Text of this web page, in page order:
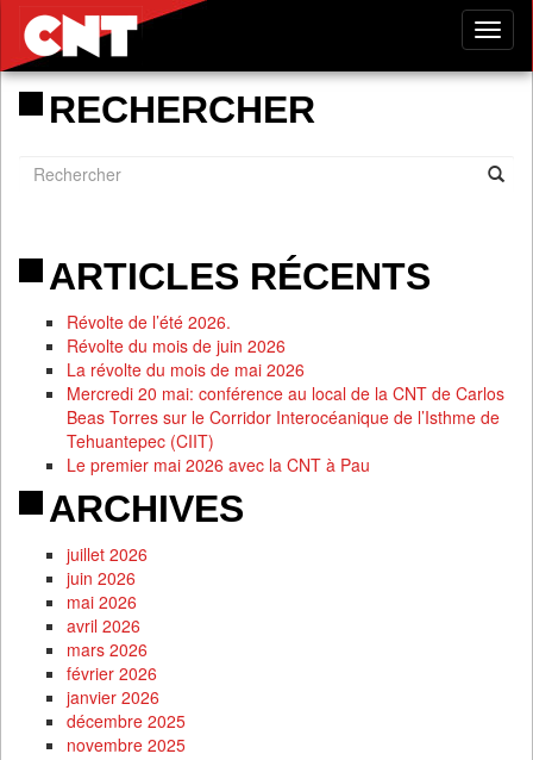
RECHERCHER
ARTICLES RÉCENTS
Révolte de l’été 2026.
Révolte du mois de juin 2026
La révolte du mois de mai 2026
Mercredi 20 mai: conférence au local de la CNT de Carlos
Beas Torres sur le Corridor Interocéanique de l’Isthme de
Tehuantepec (CIIT)
Le premier mai 2026 avec la CNT à Pau
ARCHIVES
juillet 2026
juin 2026
mai 2026
avril 2026
mars 2026
février 2026
janvier 2026
décembre 2025
novembre 2025